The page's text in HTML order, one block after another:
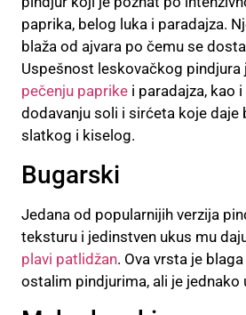
paprika, belog luka i paradajza.
blaža od ajvara po čemu se
Uspešnost leskovačkog pindjura
pečenju paprike i paradajza, kao
dodavanju soli i sirćeta koje daje
slatkog i kiselog.
Bugarski
Jedana od popularnijih verzija
teksturu i jedinstven ukus mu
plavi patlidžan. Ova vrsta je
ostalim pindjurima, ali je jednako